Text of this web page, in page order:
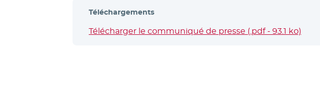
Téléchargements
Télécharger le communiqué de presse (.pdf - 93.1 ko)